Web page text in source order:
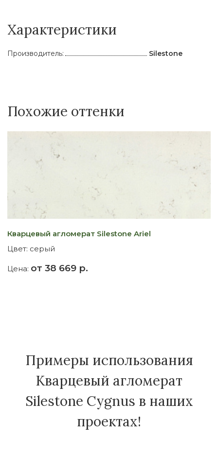
Характеристики
Производитель: Silestone
Похожие оттенки
Кварцевый агломерат Silestone Ariel
Цвет: серый
Цена: от 38 669 р.
Примеры использования
Кварцевый агломерат
Silestone Cygnus в наших
проектах!